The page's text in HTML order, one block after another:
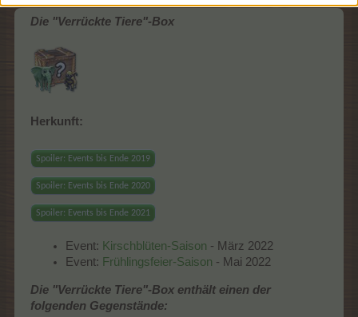
Die "Verrückte Tiere"-Box
Herkunft:
Spoiler: Events bis Ende 2019
Spoiler: Events bis Ende 2020
Spoiler: Events bis Ende 2021
Event: Kirschblüten-Saison - März 2022
Event: Frühlingsfeier-Saison - Mai 2022
Die "Verrückte Tiere"-Box enthält einen der
folgenden Gegenstände: